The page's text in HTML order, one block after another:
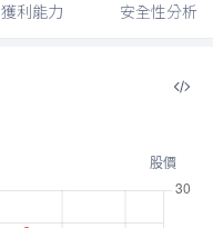
獲利能力 安全性分析